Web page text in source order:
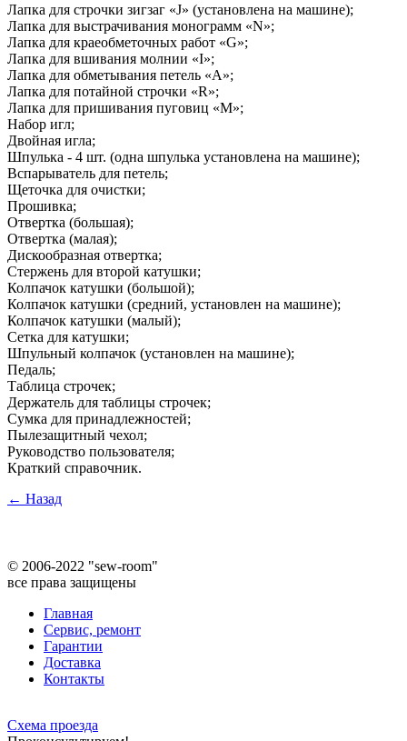
Лапка для строчки зигзаг «J» (установлена на машине);
Лапка для выстрачивания монограмм «N»;
Лапка для краеобметочных работ «G»;
Лапка для вшивания молнии «I»;
Лапка для обметывания петель «A»;
Лапка для потайной строчки «R»;
Лапка для пришивания пуговиц «M»;
Набор игл;
Двойная игла;
Шпулька - 4 шт. (одна шпулька установлена на машине);
Вспарыватель для петель;
Щеточка для очистки;
Прошивка;
Отвертка (большая);
Отвертка (малая);
Дискообразная отвертка;
Стержень для второй катушки;
Колпачок катушки (большой);
Колпачок катушки (средний, установлен на машине);
Колпачок катушки (малый);
Сетка для катушки;
Шпульный колпачок (установлен на машине);
Педаль;
Таблица строчек;
Держатель для таблицы строчек;
Сумка для принадлежностей;
Пылезащитный чехол;
Руководство пользователя;
Краткий справочник.
← Назад
© 2006-2022 "sew-room"
все права защищены
Главная
Сервис, ремонт
Гарантии
Доставка
Контакты
Схема проезда